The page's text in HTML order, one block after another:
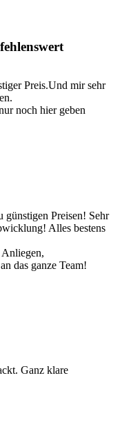
Preis.Und mir sehr
noch hier geben
Preisen! Sehr
Alles bestens
Anliegen,
das ganze Team!
Ganz klare